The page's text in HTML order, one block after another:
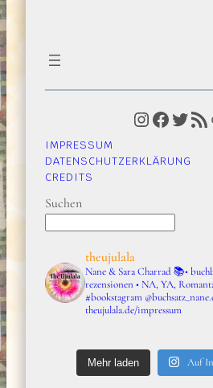
Instagram Facebook Twitter RSS-Feed
IMPRESSUM
DATENSCHUTZERKLÄRUNG
CREDITS
Suchen
theujulala
Nane & Sara Charrad📚•
rezensionen • NA, YA,
#bookstagram
theujulala.de/impressum
Mehr laden Auf